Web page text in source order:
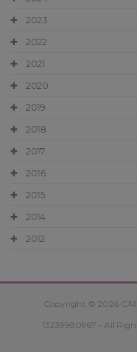
2023
2022
2021
2020
2019
2018
2017
2016
2015
2014
2012
Copyright © 2026
13239980967 - All